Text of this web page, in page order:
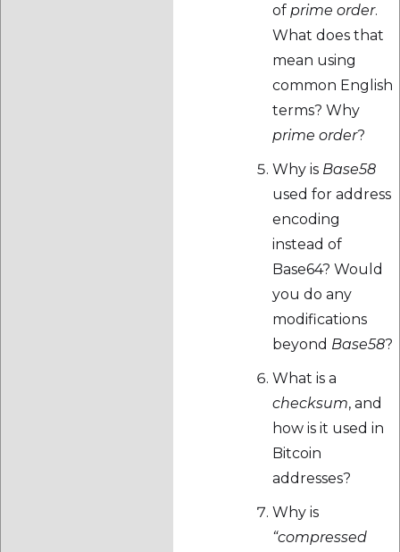
of prime order.
What does that
mean using
common English
terms? Why
prime order?
Why is Base58
used for address
encoding
instead of
Base64? Would
you do any
modifications
beyond Base58?
What is a
checksum, and
how is it used in
Bitcoin
addresses?
Why is
“compressed